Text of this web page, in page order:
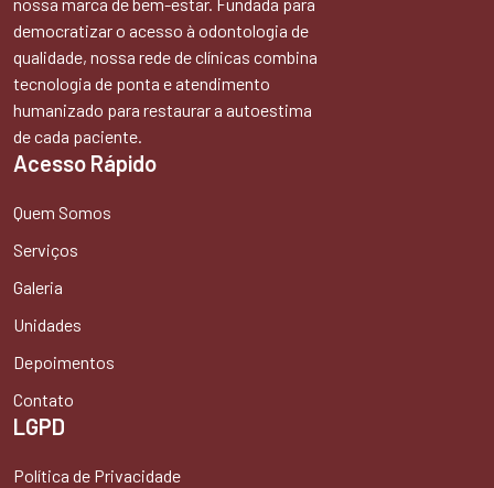
democratizar o acesso à odontologia de
qualidade, nossa rede de clínicas combina
tecnologia de ponta e atendimento
humanizado para restaurar a autoestima
de cada paciente.
Acesso Rápido
Quem Somos
Serviços
Galeria
Unidades
Depoimentos
Contato
LGPD
Política de Privacidade